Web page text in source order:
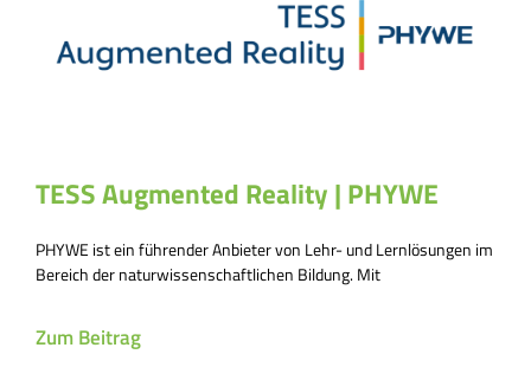
TESS Augmented Reality | PHYWE
PHYWE ist ein führender Anbieter von Lehr- und Lernlösungen im
Bereich der naturwissenschaftlichen Bildung. Mit
Zum Beitrag